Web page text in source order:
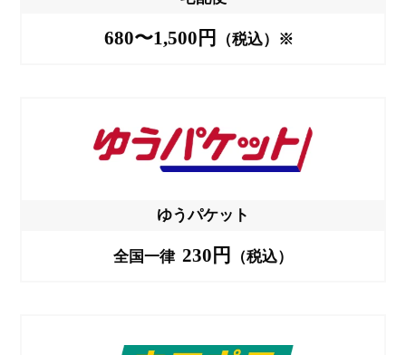
680〜1,500円 （税込）※
ゆうパケット
全国一律 230円 （税込）